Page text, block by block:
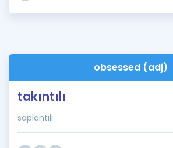
obsessed (adj)
takıntılı
saplantılı